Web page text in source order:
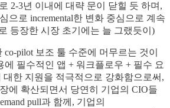
2-3년 이내에 대략 문이 닫힐 듯 하며,
으로 incremental한 변화 중심으로 계속
등장한 시장 초기에는 늘 그랬듯이)
pilot 보조 툴 수준에 머무르는 것이
에 필수적인 앱 + 워크플로우 + 필수 요
대한 지원을 적극적으로 강화함으로써,
에 확산되면서 당연히 기업의 CIO들
pull과 함께, 기업의